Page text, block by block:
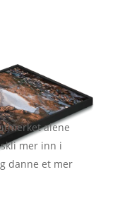
alene
mer inn i
danne et mer